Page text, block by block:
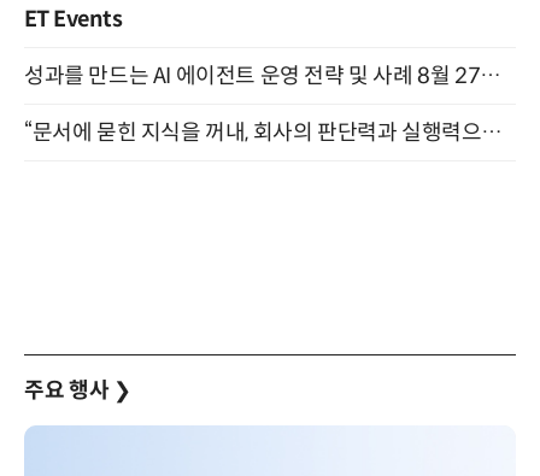
ET Events
성과를 만드는 AI 에이전트 운영 전략 및 사례 8월 27일 개최
“문서에 묻힌 지식을 꺼내, 회사의 판단력과 실행력으로 바꾸다” (8/20)
주요 행사 ❯